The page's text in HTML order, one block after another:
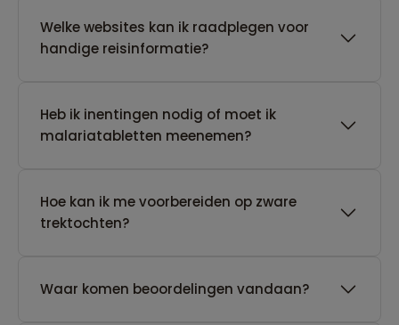
Welke websites kan ik raadplegen voor
handige reisinformatie?
Heb ik inentingen nodig of moet ik
malariatabletten meenemen?
Hoe kan ik me voorbereiden op zware
trektochten?
Waar komen beoordelingen vandaan?